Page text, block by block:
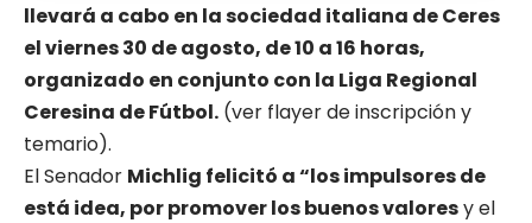
llevará a cabo en la sociedad italiana de Ceres
el viernes 30 de agosto, de 10 a 16 horas,
organizado en conjunto con la Liga Regional
Ceresina de Fútbol. (ver flayer de inscripción y
temario).
El Senador Michlig felicitó a “los impulsores de
está idea, por promover los buenos valoresy el